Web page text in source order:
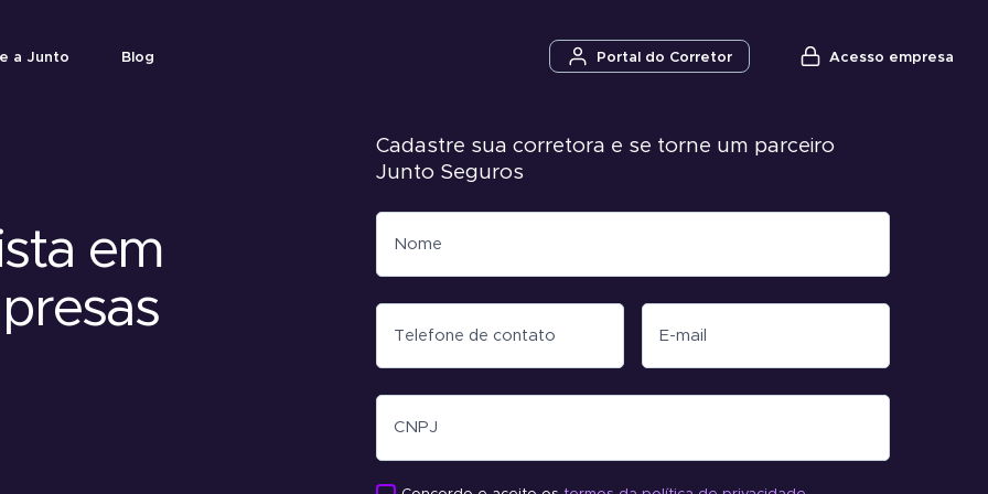
a Junto Blog Portal do Corretor Acesso empresa
sem bloquear recursos.
em
Cadastre sua corretora e se torne um parceiro
Junto Seguros